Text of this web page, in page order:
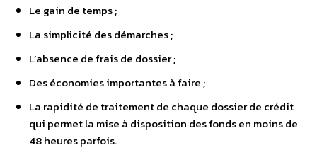
Le gain de temps ;
La simplicité des démarches ;
L’absence de frais de dossier ;
Des économies importantes à faire ;
La rapidité de traitement de chaque dossier de crédit
qui permet la mise à disposition des fonds en moins de
48 heures parfois.